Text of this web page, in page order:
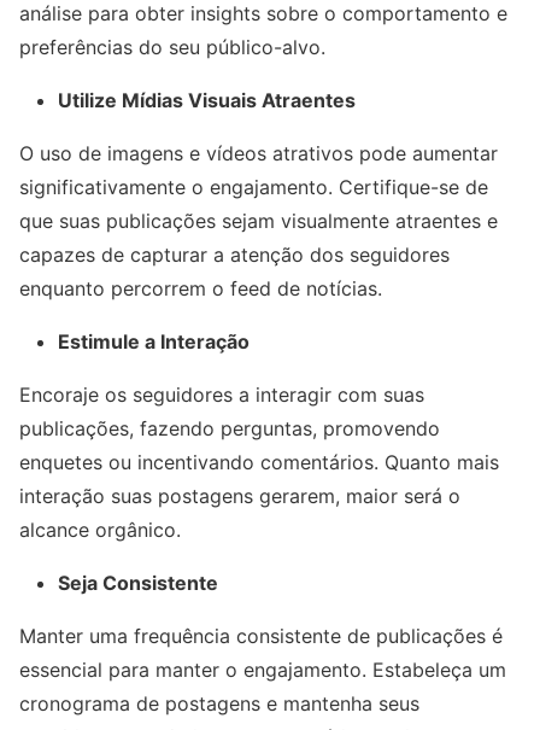
análise para obter insights sobre o comportamento e
preferências do seu público-alvo.
Utilize Mídias Visuais Atraentes
O uso de imagens e vídeos atrativos pode aumentar
significativamente o engajamento. Certifique-se de
que suas publicações sejam visualmente atraentes e
capazes de capturar a atenção dos seguidores
enquanto percorrem o feed de notícias.
Estimule a Interação
Encoraje os seguidores a interagir com suas
publicações, fazendo perguntas, promovendo
enquetes ou incentivando comentários. Quanto mais
interação suas postagens gerarem, maior será o
alcance orgânico.
Seja Consistente
Manter uma frequência consistente de publicações é
essencial para manter o engajamento. Estabeleça um
cronograma de postagens e mantenha seus